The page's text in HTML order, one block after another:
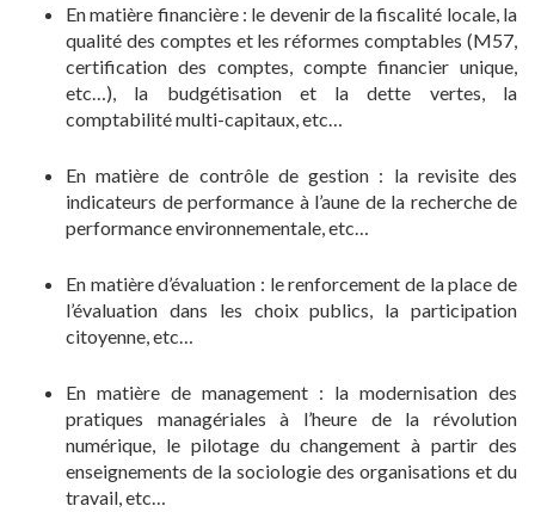
En matière financière : le devenir de la fiscalité locale, la
qualité des comptes et les réformes comptables (M57,
certification des comptes, compte financier unique,
etc…), la budgétisation et la dette vertes, la
comptabilité multi-capitaux, etc…
En matière de contrôle de gestion : la revisite des
indicateurs de performance à l’aune de la recherche de
performance environnementale, etc…
En matière d’évaluation : le renforcement de la place de
l’évaluation dans les choix publics, la participation
citoyenne, etc…
En matière de management : la modernisation des
pratiques managériales à l’heure de la révolution
numérique, le pilotage du changement à partir des
enseignements de la sociologie des organisations et du
travail, etc…